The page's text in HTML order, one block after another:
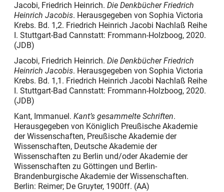
Jacobi, Friedrich Heinrich. Die Denkbücher Friedrich
Heinrich Jacobis. Herausgegeben von Sophia Victoria
Krebs. Bd. 1,2. Friedrich Heinrich Jacobi Nachlaß Reihe
I. Stuttgart-Bad Cannstatt: Frommann-Holzboog, 2020.
(JDB)
Jacobi, Friedrich Heinrich. Die Denkbücher Friedrich
Heinrich Jacobis. Herausgegeben von Sophia Victoria
Krebs. Bd. 1,1. Friedrich Heinrich Jacobi Nachlaß Reihe
I. Stuttgart-Bad Cannstatt: Frommann-Holzboog, 2020.
(JDB)
Kant, Immanuel. Kant’s gesammelte Schriften.
Herausgegeben von Königlich Preußische Akademie
der Wissenschaften, Preußische Akademie der
Wissenschaften, Deutsche Akademie der
Wissenschaften zu Berlin und/oder Akademie der
Wissenschaften zu Göttingen und Berlin-
Brandenburgische Akademie der Wissenschaften.
Berlin: Reimer; De Gruyter, 1900ff. (AA)